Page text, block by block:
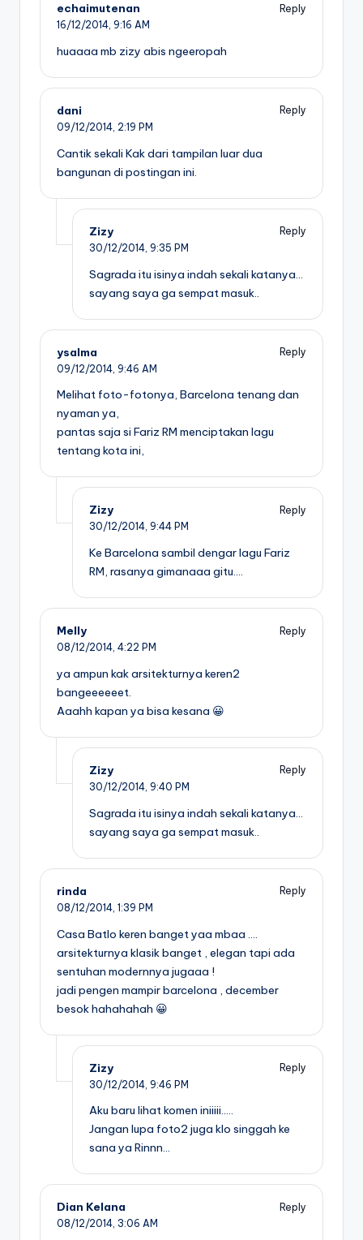
echaimutenan
Reply
16/12/2014, 9:16 AM
huaaaa mb zizy abis ngeeropah
dani
Reply
09/12/2014, 2:19 PM
Cantik sekali Kak dari tampilan luar dua
bangunan di postingan ini.
Zizy
Reply
30/12/2014, 9:35 PM
Sagrada itu isinya indah sekali katanya…
sayang saya ga sempat masuk..
ysalma
Reply
09/12/2014, 9:46 AM
Melihat foto-fotonya, Barcelona tenang dan
nyaman ya,
pantas saja si Fariz RM menciptakan lagu
tentang kota ini,
Zizy
Reply
30/12/2014, 9:44 PM
Ke Barcelona sambil dengar lagu Fariz
RM, rasanya gimanaaa gitu….
Melly
Reply
08/12/2014, 4:22 PM
ya ampun kak arsitekturnya keren2
bangeeeeeet.
Aaahh kapan ya bisa kesana 😀
Zizy
Reply
30/12/2014, 9:40 PM
Sagrada itu isinya indah sekali katanya…
sayang saya ga sempat masuk..
rinda
Reply
08/12/2014, 1:39 PM
Casa Batlo keren banget yaa mbaa ….
arsitekturnya klasik banget , elegan tapi ada
sentuhan modernnya jugaaa !
jadi pengen mampir barcelona , december
besok hahahahah 😀
Zizy
Reply
30/12/2014, 9:46 PM
Aku baru lihat komen iniiiii…..
Jangan lupa foto2 juga klo singgah ke
sana ya Rinnn…
Dian Kelana
Reply
08/12/2014, 3:06 AM